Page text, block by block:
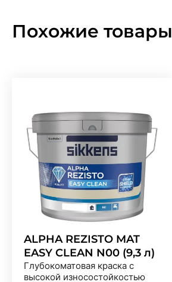
Похожие товары
ALPHA REZISTO MAT
EASY CLEAN N00 (9,3 л)
Глубокоматовая краска с
высокой износостойкостью